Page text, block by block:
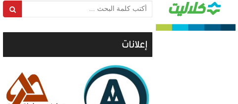
أكتب كلمة البحث ...
إعلانات